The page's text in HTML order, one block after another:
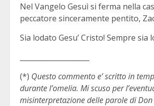
Nel Vangelo Gesuì si ferma nella
peccatore sinceramente pentito,
Sia lodato Gesu’ Cristo! Sempre sia
(*) Questo commento e’ scritto in
durante l’omelia. Mi scuso per
misinterpretazione delle parole di Don